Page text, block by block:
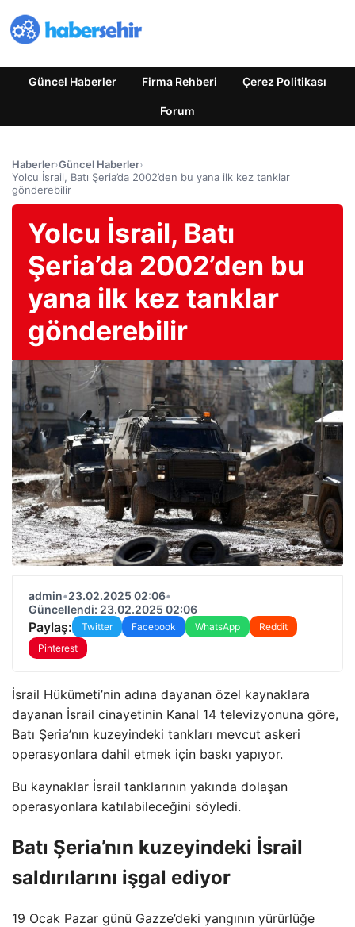
Güncel Haberler Firma Rehberi Çerez Politikası
Forum
Haberler›Güncel Haberler›
Yolcu İsrail, Batı Şeria’da 2002’den bu yana ilk kez tanklar
gönderebilir
Yolcu İsrail, Batı
Şeria’da 2002’den bu
yana ilk kez tanklar
gönderebilir
admin•23.02.2025 02:06•
Güncellendi: 23.02.2025 02:06
Paylaş: Twitter Facebook WhatsApp
Reddit
Pinterest
İsrail Hükümeti’nin adına dayanan özel kaynaklara
dayanan İsrail cinayetinin Kanal 14 televizyonuna göre,
Batı Şeria’nın kuzeyindeki tankları mevcut askeri
operasyonlara dahil etmek için baskı yapıyor.
Bu kaynaklar İsrail tanklarının yakında dolaşan
operasyonlara katılabileceğini söyledi.
Batı Şeria’nın kuzeyindeki İsrail
saldırılarını işgal ediyor
19 Ocak Pazar günü Gazze’deki yangının yürürlüğe